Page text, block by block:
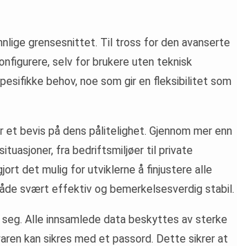
grensesnittet. Til tross for den avanserte
selv for brukere uten teknisk
behov, noe som gir en fleksibilitet som
bevis på dens pålitelighet. Gjennom mer enn
fra bedriftsmiljøer til private
det mulig for utviklerne å finjustere alle
svært effektiv og bemerkelsesverdig stabil.
Alle innsamlede data beskyttes av sterke
kan sikres med et passord. Dette sikrer at